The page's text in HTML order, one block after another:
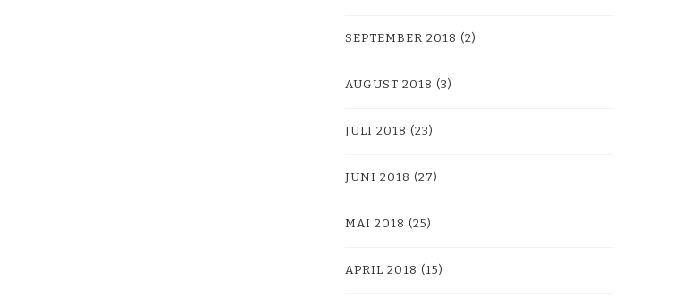
SEPTEMBER 2018 (2)
AUGUST 2018 (3)
JULI 2018 (23)
JUNI 2018 (27)
MAI 2018 (25)
APRIL 2018 (15)